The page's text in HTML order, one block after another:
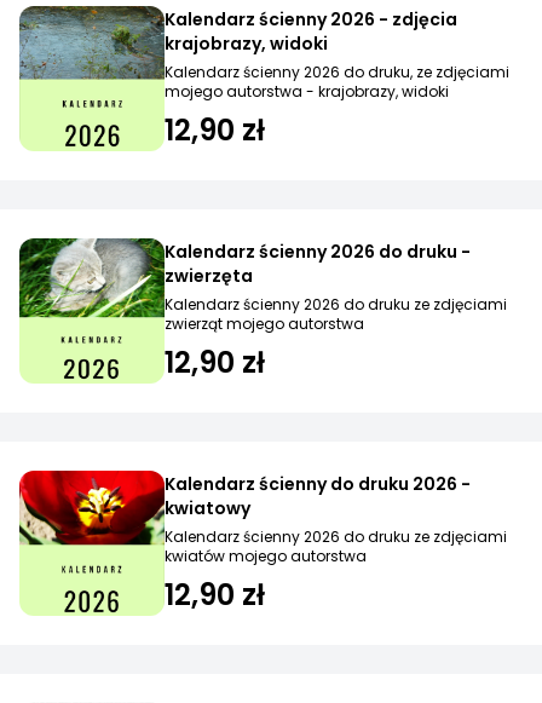
Kalendarz ścienny 2026 - zdjęcia
krajobrazy, widoki
Kalendarz ścienny 2026 do druku, ze zdjęciami
mojego autorstwa - krajobrazy, widoki
12,90 zł
Kalendarz ścienny 2026 do druku -
zwierzęta
Kalendarz ścienny 2026 do druku ze zdjęciami
zwierząt mojego autorstwa
12,90 zł
Kalendarz ścienny do druku 2026 -
kwiatowy
Kalendarz ścienny 2026 do druku ze zdjęciami
kwiatów mojego autorstwa
12,90 zł